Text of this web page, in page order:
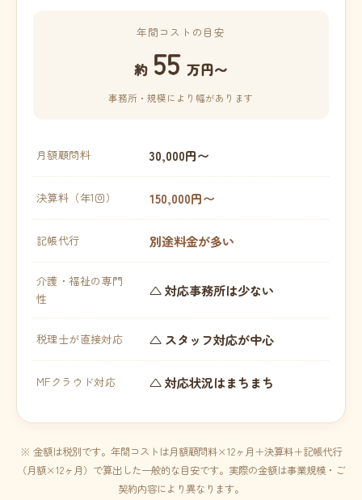
年間コストの目安
約 55 万円〜
事務所・規模により幅があります
月額顧問料 30,000円〜
決算料（年1回） 150,000円〜
記帳代行 別途料金が多い
介護・福祉の専門
性
△ 対応事務所は少ない
税理士が直接対応 △ スタッフ対応が中心
MFクラウド対応 △ 対応状況はまちまち
※ 金額は税別です。年間コストは月額顧問料×12ヶ月＋決算料＋記帳代行
（月額×12ヶ月）で算出した一般的な目安です。実際の金額は事業規模・ご
契約内容により異なります。